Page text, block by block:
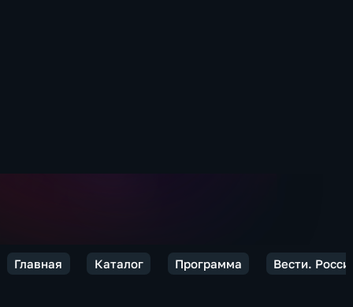
Главная Каталог Программа Вести.